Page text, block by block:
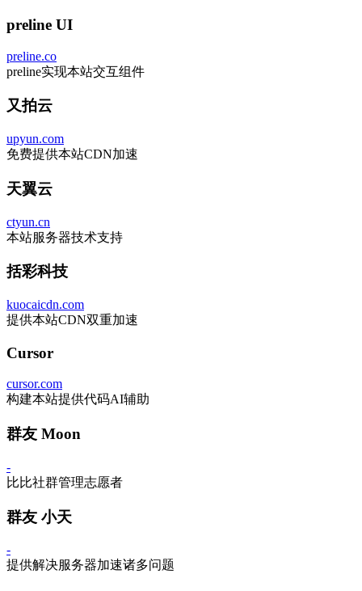
preline UI
preline.co
preline实现本站交互组件
又拍云
upyun.com
免费提供本站CDN加速
天翼云
ctyun.cn
本站服务器技术支持
括彩科技
kuocaicdn.com
提供本站CDN双重加速
Cursor
cursor.com
构建本站提供代码AI辅助
群友 Moon
-
比比社群管理志愿者
群友 小天
-
提供解决服务器加速诸多问题